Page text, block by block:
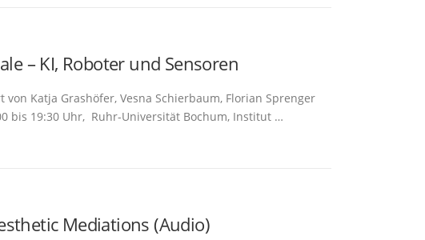
– KI, Roboter und Sensoren
Katja Grashöfer, Vesna Schierbaum, Florian Sprenger
bis 19:30 Uhr, Ruhr-Universität Bochum, Institut …
Mediations (Audio)